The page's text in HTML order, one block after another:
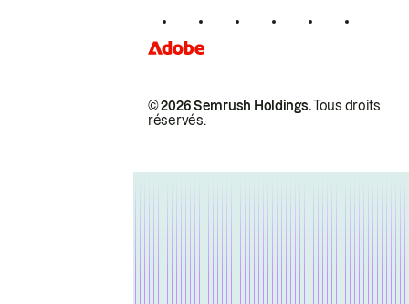
© 2026 Semrush Holdings.Tous droits
réservés.